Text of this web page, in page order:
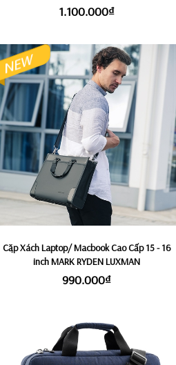
1.100.000₫
Cặp Xách Laptop/ Macbook Cao Cấp 15 - 16
inch MARK RYDEN LUXMAN
990.000₫